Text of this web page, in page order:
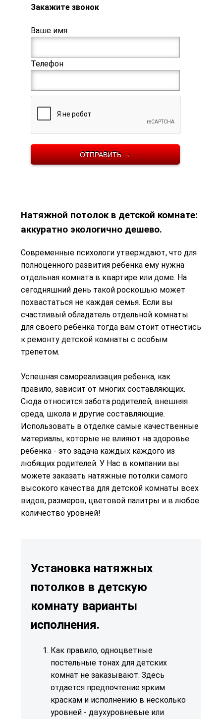
Закажите звонок
Ваше имя
Телефон
Натяжной потолок в детской комнате:
аккуратно экологично дешево.
Современные психологи утверждают, что для
полноценного развития ребенка ему нужна
отдельная комната в квартире или доме. На
сегодняшний день такой роскошью может
похвастаться не каждая семья. Если вы
счастливый обладатель отдельной комнаты
для своего ребенка тогда вам стоит отнестись
к ремонту детской комнаты с особым
трепетом.
Успешная самореализация ребенка, как
правило, зависит от многих составляющих.
Сюда относится забота родителей, внешняя
среда, школа и другие составляющие.
Использовать в отделке самые качественные
материалы, которые не влияют на здоровье
ребенка - это задача каждых каждого из
любящих родителей. У Нас в компании вы
можете заказать натяжные потолки самого
высокого качества для детской комнаты всех
видов, размеров, цветовой палитры и в любое
количество уровней!
Установка натяжных
потолков в детскую
комнату варианты
исполнения.
Как правило, одноцветные
постельные тонах для детских
комнат не заказывают. Здесь
отдается предпочтение ярким
краскам и исполнению в несколько
уровней -двухуровневые или